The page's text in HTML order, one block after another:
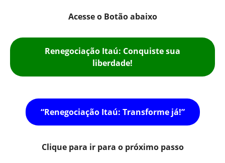
Acesse o Botão abaixo
Renegociação Itaú: Conquiste sua
liberdade!
“Renegociação Itaú: Transforme já!”
Clique para ir para o próximo passo